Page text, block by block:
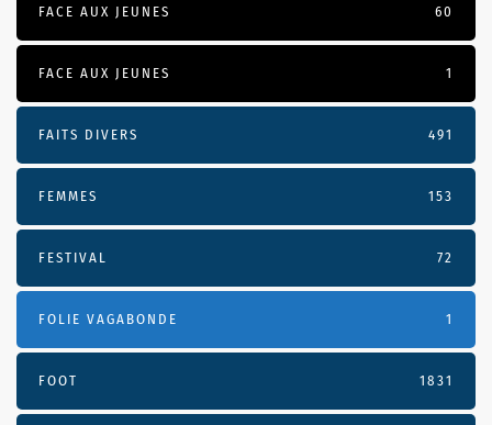
FACE AUX JEUNES 60
FACE AUX JEUNES 1
FAITS DIVERS 491
FEMMES 153
FESTIVAL 72
FOLIE VAGABONDE 1
FOOT 1831